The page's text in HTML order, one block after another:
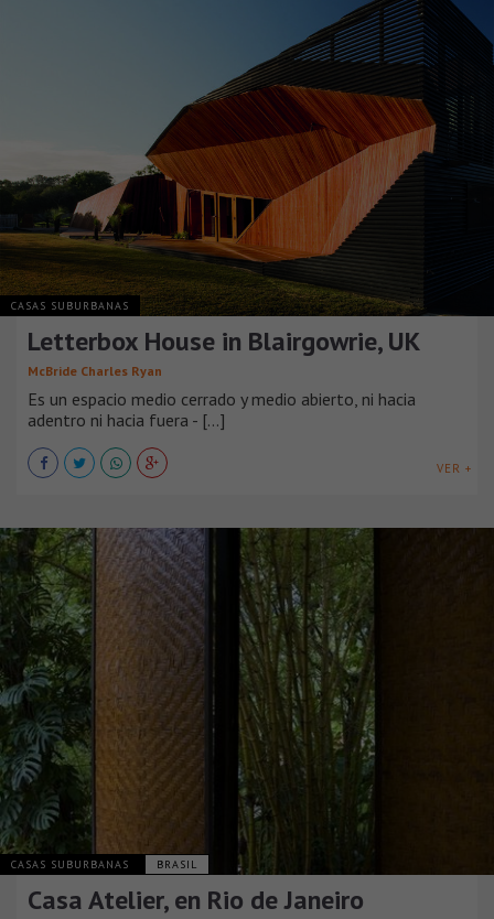
CASAS SUBURBANAS
Letterbox House in Blairgowrie, UK
McBride Charles Ryan
Es un espacio medio cerrado y medio abierto, ni hacia
adentro ni hacia fuera - [...]
VER +
CASAS SUBURBANAS BRASIL
Casa Atelier, en Rio de Janeiro